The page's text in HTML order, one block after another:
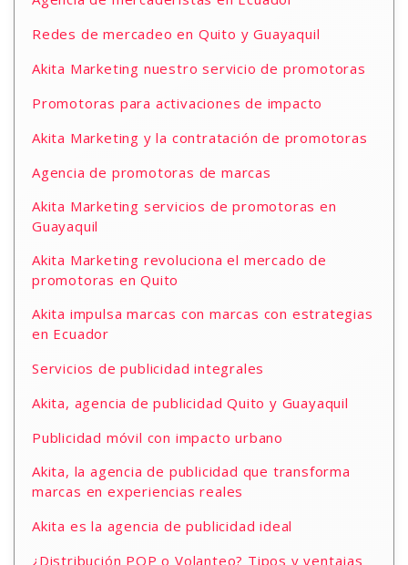
Redes de mercadeo en Quito y Guayaquil
Akita Marketing nuestro servicio de promotoras
Promotoras para activaciones de impacto
Akita Marketing y la contratación de promotoras
Agencia de promotoras de marcas
Akita Marketing servicios de promotoras en
Guayaquil
Akita Marketing revoluciona el mercado de
promotoras en Quito
Akita impulsa marcas con marcas con estrategias
en Ecuador
Servicios de publicidad integrales
Akita, agencia de publicidad Quito y Guayaquil
Publicidad móvil con impacto urbano
Akita, la agencia de publicidad que transforma
marcas en experiencias reales
Akita es la agencia de publicidad ideal
¿Distribución POP o Volanteo? Tipos y ventajas